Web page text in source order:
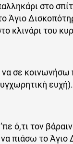
στο
Άγιο
κλινάρι του
να σε
ό,τι τον
πιάσω το Άγιο